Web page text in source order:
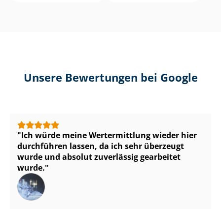
Unsere Bewertungen bei Google
Ich würde meine Wertermittlung wieder hier
durchführen lassen, da ich sehr überzeugt
wurde und absolut zuverlässig gearbeitet
wurde.